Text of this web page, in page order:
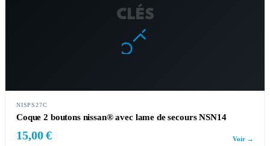
CLÉS
NISPS27C
Coque 2 boutons nissan® avec lame de secours NSN14
15,00 € Voir →